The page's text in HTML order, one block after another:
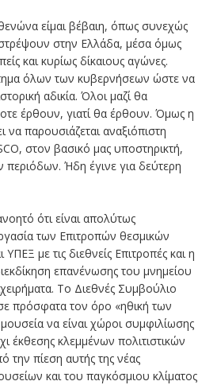
είμαι βέβαιη, όπως συνεχώς
στην Ελλάδα, μέσα όμως
και κυρίως δίκαιους αγώνες.
όλων των κυβερνήσεων ώστε να
αδικία. Όλοι μαζί θα
έρθουν, γιατί θα έρθουν. Όμως η
παρουσιάζεται αναξιόπιστη
στον βασικό μας υποστηρικτή,
Ήδη έγινε για δεύτερη
ότι είναι απολύτως
των Επιτροπών θεσμικών
με τις διεθνείς Επιτροπές και η
επανένωσης του μνημείου
Το Διεθνές Συμβούλιο
πρόσφατα τον όρο «ηθική των
να είναι χώροι συμφιλίωσης
έκθεσης κλεμμένων πολιτιστικών
πίεση αυτής της νέας
και του παγκόσμιου κλίματος